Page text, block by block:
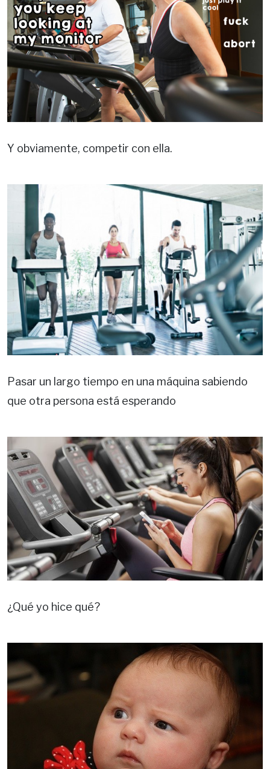
Y obviamente, competir con ella.
Pasar un largo tiempo en una máquina sabiendo
que otra persona está esperando
¿Qué yo hice qué?